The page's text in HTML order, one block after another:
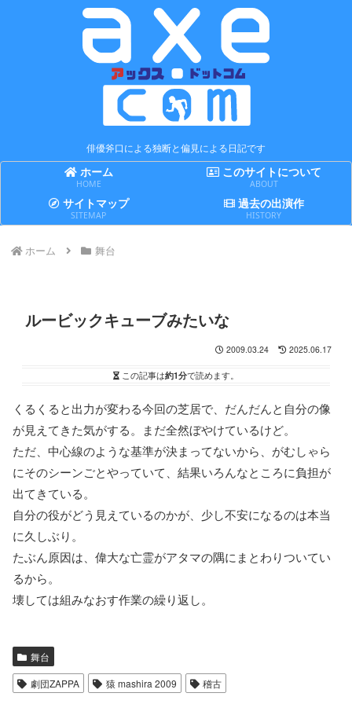
俳優斧口による独断と偏見による日記です
ホーム
HOME
このサイトについて
ABOUT
サイトマップ
SITEMAP
過去の出演作
HISTORY
ホーム 舞台
ルービックキューブみたいな
2009.03.24 2025.06.17
この記事は約1分で読めます。
くるくると出力が変わる今回の芝居で、だんだんと自分の像
が見えてきた気がする。まだ全然ぼやけているけど。
ただ、中心線のような基準が決まってないから、がむしゃら
にそのシーンごとやっていて、結果いろんなところに負担が
出てきている。
自分の役がどう見えているのかが、少し不安になるのは本当
に久しぶり。
たぶん原因は、偉大な亡霊がアタマの隅にまとわりついてい
るから。
壊しては組みなおす作業の繰り返し。
舞台
劇団ZAPPA 猿 mashira 2009 稽古